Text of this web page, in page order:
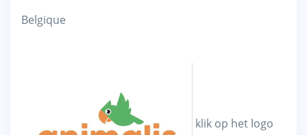
Belgique
klik op het logo